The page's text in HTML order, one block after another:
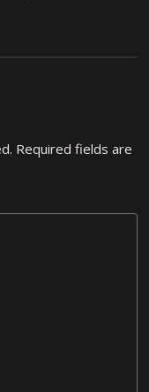
Required fields are